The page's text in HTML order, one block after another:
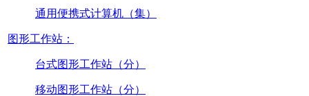
通用便携式计算机（集）
图形工作站：
台式图形工作站（分）
移动图形工作站（分）